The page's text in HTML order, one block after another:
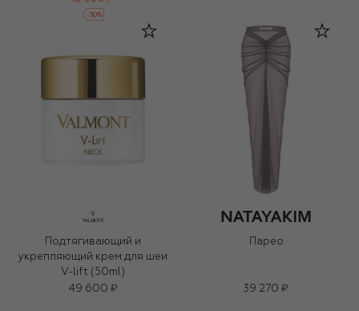
-30%
Подтягивающий и
укрепляющий крем для шеи
V-lift (50ml)
49 600 ₽
Парео
39 270 ₽